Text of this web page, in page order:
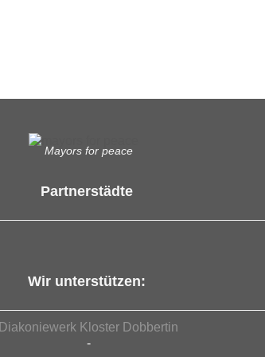
Mayors for peace
Partnerstädte
Wir unterstützen:
Diakoniewerk Kloster Dobbertin
-